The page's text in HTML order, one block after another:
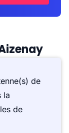
de
la
de